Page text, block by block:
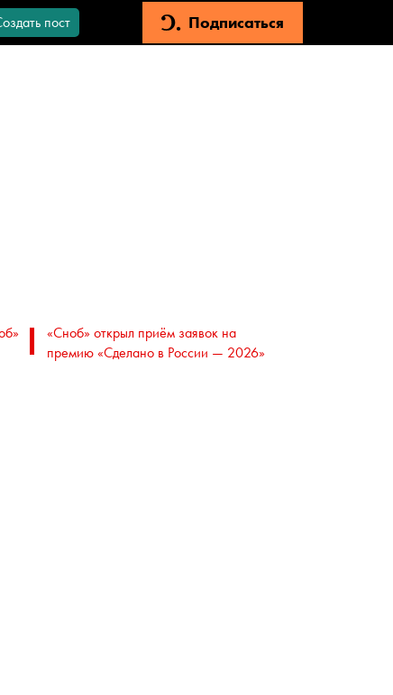
пост Подписаться
«Сноб» открыл приём заявок на
премию «Сделано в России — 2026»